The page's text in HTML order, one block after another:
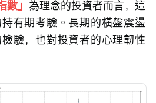
數」 為理念的投資者而言，這
有期考驗。長期的橫盤震盪
驗，也對投資者的心理韌性